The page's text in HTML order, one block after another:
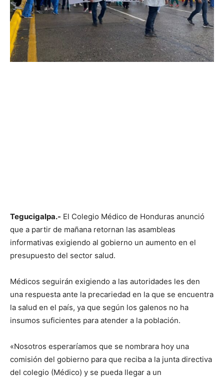
Tegucigalpa.- El Colegio Médico de Honduras anunció
que a partir de mañana retornan las asambleas
informativas exigiendo al gobierno un aumento en el
presupuesto del sector salud.
Médicos seguirán exigiendo a las autoridades les den
una respuesta ante la precariedad en la que se encuentra
la salud en el país, ya que según los galenos no ha
insumos suficientes para atender a la población.
«Nosotros esperaríamos que se nombrara hoy una
comisión del gobierno para que reciba a la junta directiva
del colegio (Médico) y se pueda llegar a un